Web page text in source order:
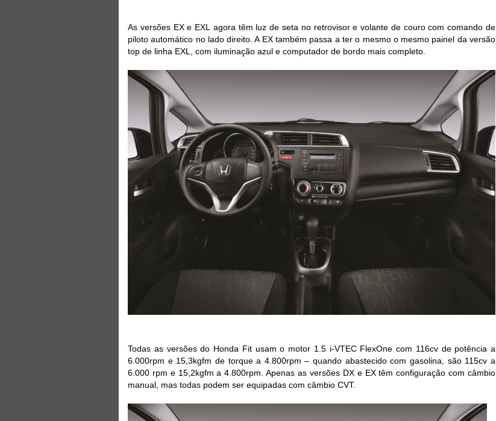
As versões EX e EXL agora têm luz de seta no retrovisor e volante de couro com comando de
piloto automático no lado direito. A EX também passa a ter o mesmo o mesmo painel da versão
top de linha EXL, com iluminação azul e computador de bordo mais completo.
Todas as versões do Honda Fit usam o motor 1.5 i-VTEC FlexOne com 116cv de potência a
6.000rpm e 15,3kgfm de torque a 4.800rpm – quando abastecido com gasolina, são 115cv a
6.000 rpm e 15,2kgfm a 4.800rpm. Apenas as versões DX e EX têm configuração com câmbio
manual, mas todas podem ser equipadas com câmbio CVT.